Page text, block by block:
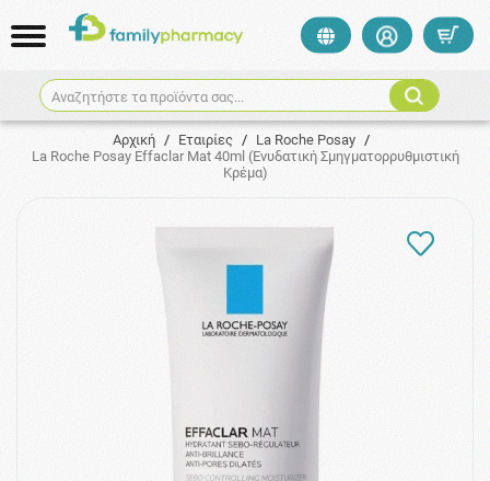
Αναζητήστε τα προϊόντα σας...
Αρχική / Εταιρίες / La Roche Posay /
La Roche Posay Effaclar Mat 40ml (Ενυδατική Σμηγματορρυθμιστική
Κρέμα)